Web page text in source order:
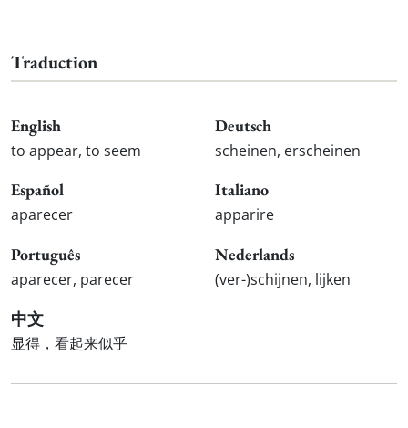
Traduction
English
to appear, to seem
Deutsch
scheinen, erscheinen
Español
aparecer
Italiano
apparire
Português
aparecer, parecer
Nederlands
(ver-)schijnen, lijken
中文
显得，看起来似乎